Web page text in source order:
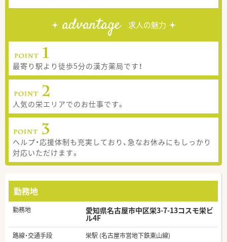
advantage 求人の魅力
最寄り駅より徒歩5分の漢方薬局です！
人気の栄エリアでのお仕事です。
ヘルプ・応援体制も充実しており、急なお休みにもしっかり
対応いただけます。
勤務地
勤務地 愛知県名古屋市中区栄3-7-13コスモ栄ビ
ル4F
路線・交通手段
栄駅 (名古屋市営地下鉄東山線)